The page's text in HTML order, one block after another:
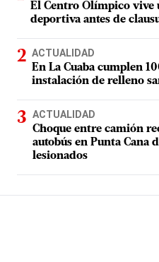
El Centro Olímpico vive
deportiva antes de
ACTUALIDAD
En La Cuaba cumplen
instalación de relleno
ACTUALIDAD
Choque entre camión
autobús en Punta Cana
lesionados